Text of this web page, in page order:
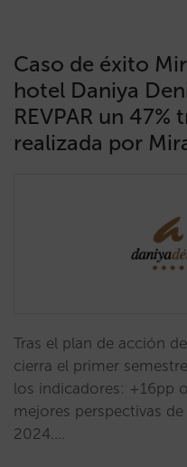
Caso de éxito
hotel Daniya
REVPAR un
realizada por
Tras el plan de acción
cierra el primer
los indicadores: +16pp
mejores perspectivas
2024.…